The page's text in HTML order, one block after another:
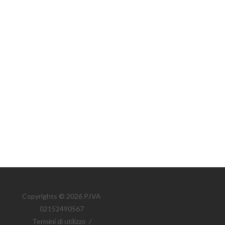
Copyrights © 2026 P.IVA
02152490567
Termini di utilizzo /